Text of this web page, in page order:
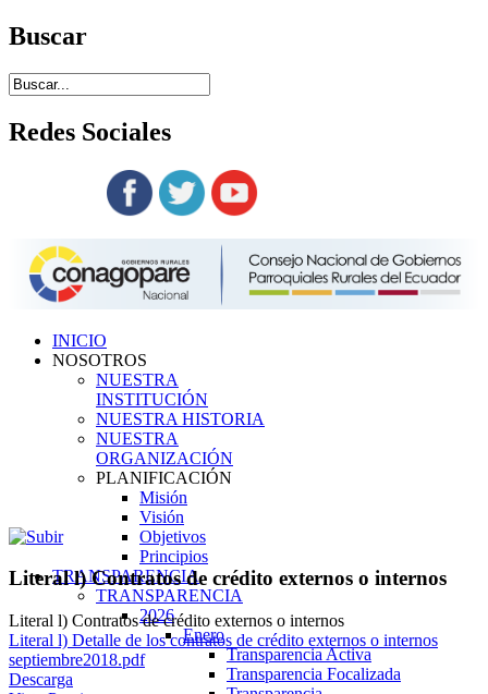
Buscar
Redes Sociales
INICIO
NOSOTROS
NUESTRA
INSTITUCIÓN
NUESTRA HISTORIA
NUESTRA
ORGANIZACIÓN
PLANIFICACIÓN
Misión
Visión
Objetivos
Principios
TRANSPARENCIA
TRANSPARENCIA
2026
Enero
Transparencia Activa
Transparencia Focalizada
Literal l) Contratos de crédito externos o internos
Literal l) Contratos de crédito externos o internos
Literal l) Detalle de los contratos de crédito externos o internos
septiembre2018.pdf
Descarga